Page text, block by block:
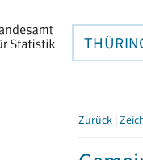
Zurück |